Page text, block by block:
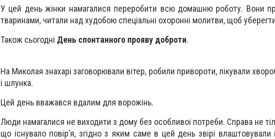
У цей день жінки намагалися переробити всю домашню роботу. Вони
тваринами, читали над худобою спеціальні охоронні молитви, щоб уберегти
Також сьогодні День спонтанного прояву доброти.
На Миколая знахарі заговорювали вітер, робили привороти, лікували
і шлунка.
Цей день вважався вдалим для ворожінь.
Люди намагалися не виходити з дому без особливої ​​потреби. Справа не
що існувало повір’я, згідно з яким саме в цей день звірі влаштовували